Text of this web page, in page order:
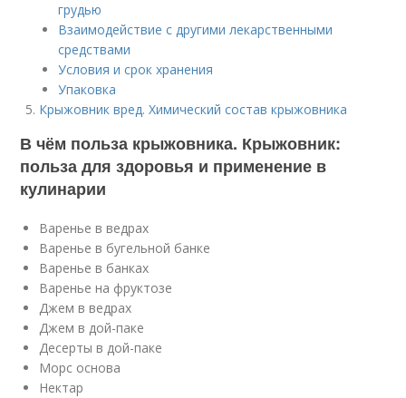
грудью
Взаимодействие с другими лекарственными
средствами
Условия и срок хранения
Упаковка
Крыжовник вред. Химический состав крыжовника
В чём польза крыжовника. Крыжовник:
польза для здоровья и применение в
кулинарии
Варенье в ведрах
Варенье в бугельной банке
Варенье в банках
Варенье на фруктозе
Джем в ведрах
Джем в дой-паке
Десерты в дой-паке
Морс основа
Нектар